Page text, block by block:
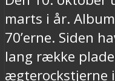
marts i år.
70’erne. Siden
lang række
ægterockstjerne